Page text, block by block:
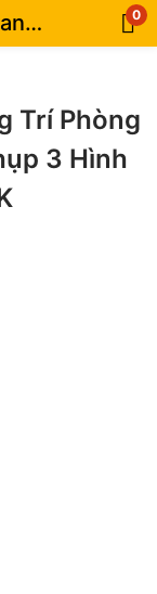
Bộ Đèn Thả 3 Chụp Trang Trí Phòng Khách – Đèn Thả Trần Chụp 3 Hình Hộp Cà Phê DY4009/3 BK 0
Trí Phòng
3 Hình